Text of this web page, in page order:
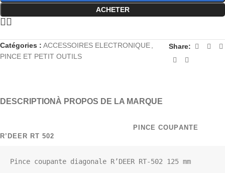
ACHETER
Catégories : ACCESSOIRES ELECTRONIQUE
PINCE ET PETIT OUTILS
Share:
DESCRIPTION À PROPOS DE LA MARQUE
PINCE COUPANTE
R’DEER RT 502
Pince coupante diagonale R’DEER RT-502 125 mm